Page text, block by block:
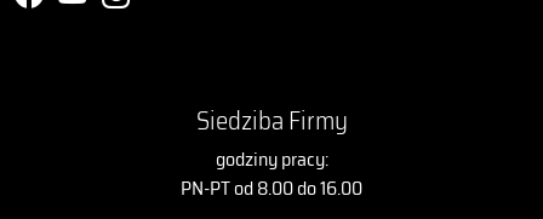
Siedziba Firmy
godziny pracy:
PN-PT od 8.00 do 16.00